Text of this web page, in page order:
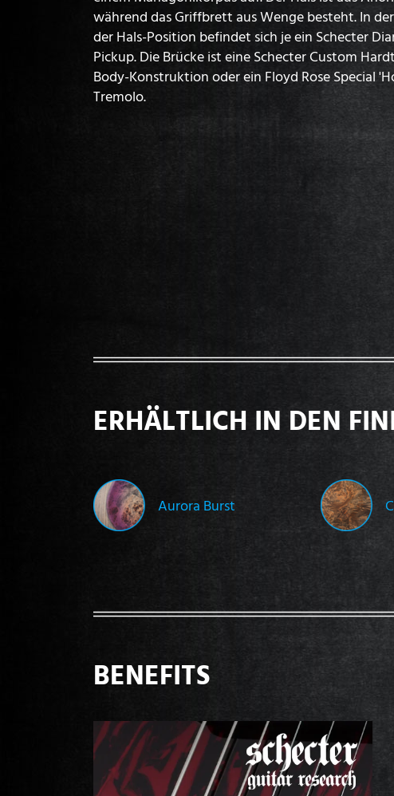
während das Griffbrett aus Wenge besteht. In
der Hals-Position befindet sich je ein Schecter
Pickup. Die Brücke ist eine Schecter Custom
Body-Konstruktion oder ein Floyd Rose Special
Tremolo.
ERHÄLTLICH IN DEN
Aurora Burst
BENEFITS